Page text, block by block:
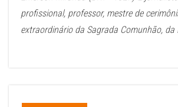
profissional, professor, mestre de
extraordinário da Sagrada Comunhão, da